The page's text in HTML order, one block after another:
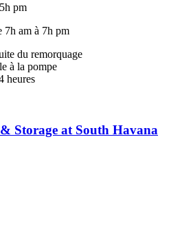
pm
7h am à 7h pm
du remorquage
à la pompe
heures
Storage at South Havana